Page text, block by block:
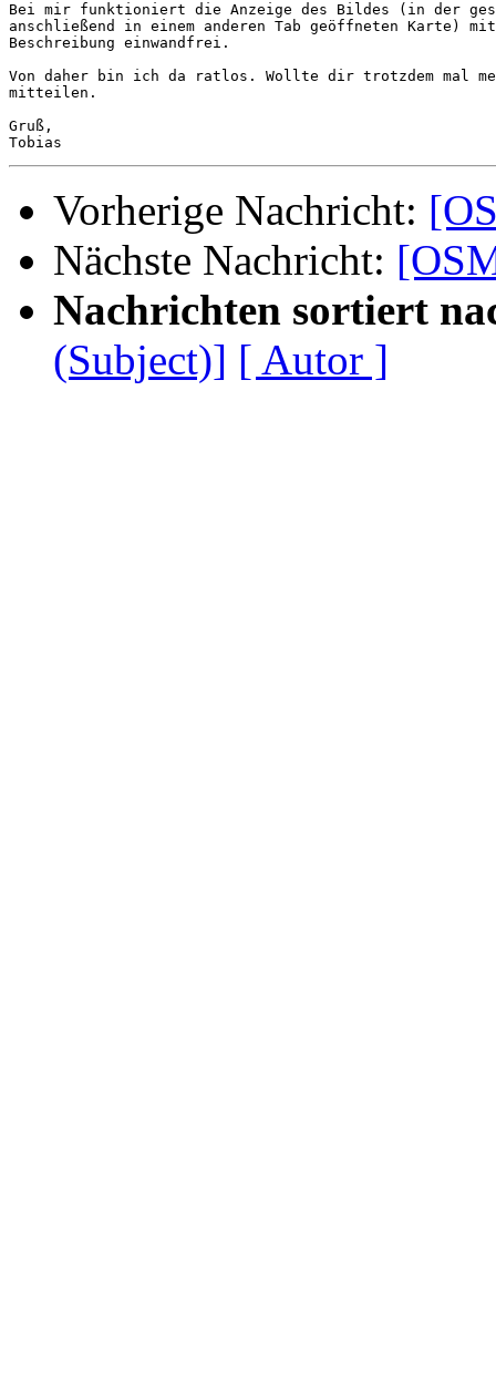
Bei mir funktioniert die Anzeige des Bildes (in der
anschließend in einem anderen Tab geöffneten Karte)
Beschreibung einwandfrei.
Von daher bin ich da ratlos. Wollte dir trotzdem mal
mitteilen.
Gruß,
Vorherige Nachricht:
Nächste Nachricht:
Nachrichten sortiert
(Subject)] [ Autor ]